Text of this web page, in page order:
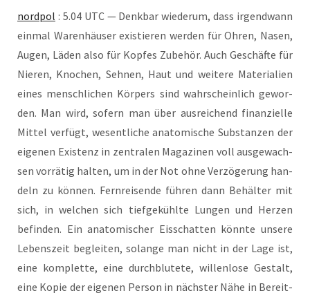
nord­pol : 5.04 UTC — Denk­bar wie­der­um, dass irgend­wann
ein­mal Waren­häu­ser exis­tie­ren wer­den für Ohren, Nasen,
Augen, Läden also für Kop­fes Zube­hör. Auch Geschäf­te für
Nie­ren, Kno­chen, Seh­nen, Haut und wei­te­re Mate­ria­li­en
eines mensch­li­chen Kör­pers sind wahr­schein­lich gewor­
den. Man wird, sofern man über aus­rei­chend finan­zi­el­le
Mit­tel ver­fügt, wesent­li­che ana­to­mi­sche Sub­stan­zen der
eige­nen Exis­tenz in zen­tra­len Maga­zi­nen voll aus­ge­wach­
sen vor­rä­tig hal­ten, um in der Not ohne Ver­zö­ge­rung han­
deln zu kön­nen. Fern­rei­sen­de füh­ren dann Behäl­ter mit
sich, in wel­chen sich tief­ge­kühl­te Lun­gen und Her­zen
befin­den. Ein ana­to­mi­scher Eis­schat­ten könn­te unse­re
Lebens­zeit beglei­ten, solan­ge man nicht in der Lage ist,
eine kom­plet­te, eine durch­blu­te­te, wil­len­lo­se Gestalt,
eine Kopie der eige­nen Per­son in nächs­ter Nähe in Bereit­